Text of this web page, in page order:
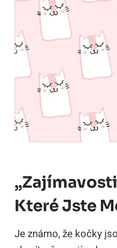
Které Jste
Je známo, že kočky